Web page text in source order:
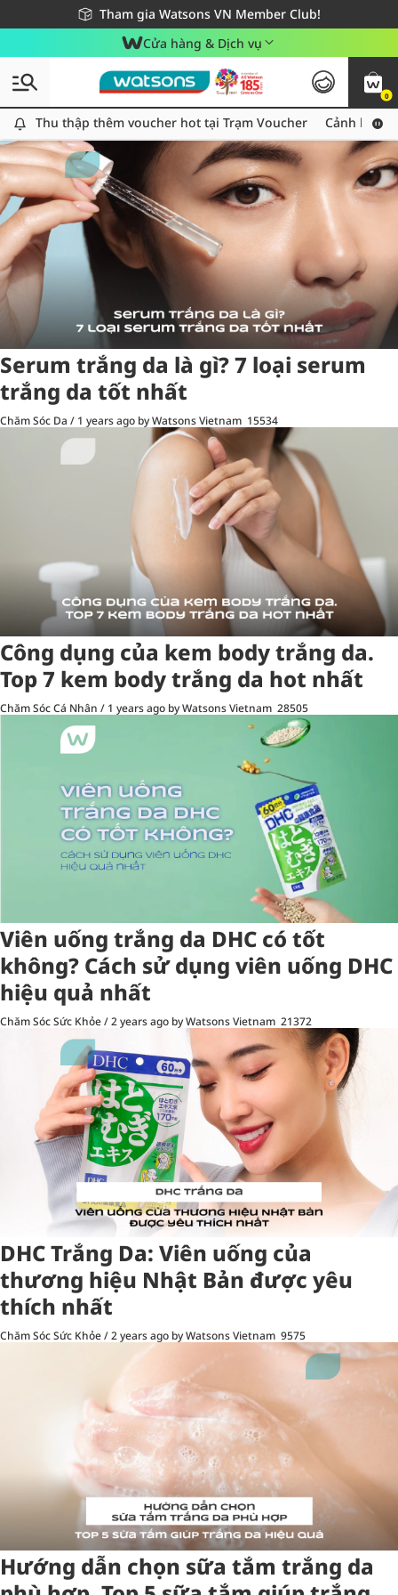
Tham gia Watsons VN Member Club!
Miễn phí giao hàng cho đơn hàng từ 249,000Đ
Giao hàng nhanh 24h - Áp dụng khu vực TP. Hồ Chí Minh
Cửa hàng & Dịch vụ
0
Thu thập thêm voucher hot tại Trạm Voucher
Thu thập thêm voucher hot tại Trạm Voucher Cảnh báo
Tag:trangda5 item(s) found
Serum trắng da là gì? 7 loại serum
trắng da tốt nhất
Chăm Sóc Da / 1 years ago by Watsons Vietnam 15534
Công dụng của kem body trắng da.
Top 7 kem body trắng da hot nhất
Chăm Sóc Cá Nhân / 1 years ago by Watsons Vietnam 28505
Viên uống trắng da DHC có tốt
không? Cách sử dụng viên uống DHC
hiệu quả nhất
Chăm Sóc Sức Khỏe/2 years ago by Watsons Vietnam 21372
DHC Trắng Da: Viên uống của
thương hiệu Nhật Bản được yêu
thích nhất
Chăm Sóc Sức Khỏe/2 years ago by Watsons Vietnam 9575
Hướng dẫn chọn sữa tắm trắng da